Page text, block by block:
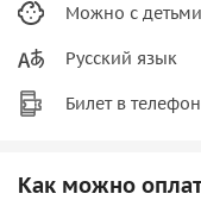
Можно с детьми
Русский язык
Билет в
Как можно